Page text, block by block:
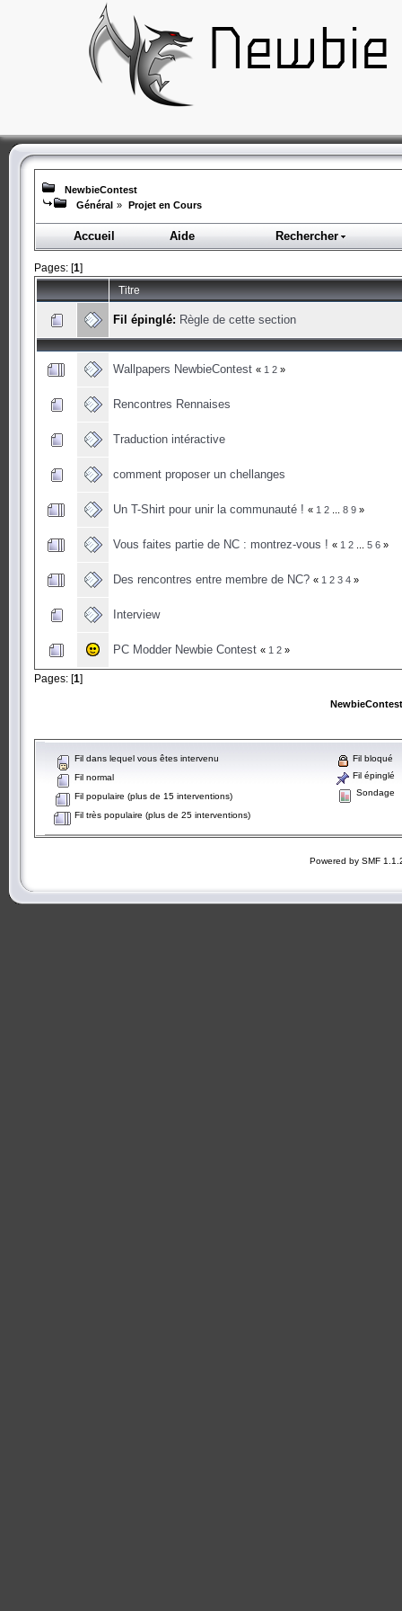
NewbieContest
Général » Projet en Cours
Accueil Aide Rechercher
Pages: [1]
Titre
Fil épinglé: Règle de cette section
Wallpapers NewbieContest « 1 2 »
Rencontres Rennaises
Traduction intéractive
comment proposer un chellanges
Un T-Shirt pour unir la communauté ! « 1 2 8 9 »
Vous faites partie de NC : montrez-vous ! « 1 2 5 6 »
Des rencontres entre membre de NC? « 1 2 3 4 »
Interview
PC Modder Newbie Contest « 1 2 »
Pages: [1]
NewbieContest
Fil dans lequel vous êtes intervenu
Fil normal
Fil populaire (plus de 15 interventions)
Fil très populaire (plus de 25 interventions)
Fil bloqué
Fil épinglé
Sondage
Powered by SMF